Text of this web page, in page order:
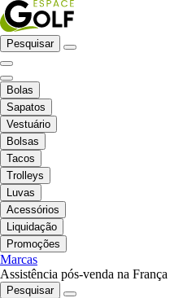
Pesquisar
Bolas
Sapatos
Vestuário
Bolsas
Tacos
Trolleys
Luvas
Acessórios
Liquidação
Promoções
Marcas
Assistência pós-venda na França
Pesquisar